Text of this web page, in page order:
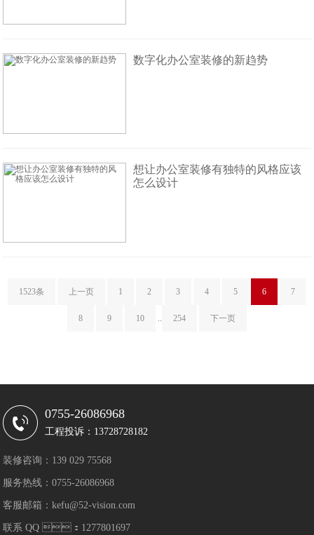
数字化办公室装修的新趋势
想让办公室装修有独特的风格应该
怎么设计
1523条 上一页 1 2 3 4 5 6 7
8 9 10 .. 254 下一页
0755-26086968
工程投诉：13728728182
装修咨询：139 029 75568
服务热线：0755-26086968
客服邮箱：kefu@52-vision.com
联系 QQ ：1277801697